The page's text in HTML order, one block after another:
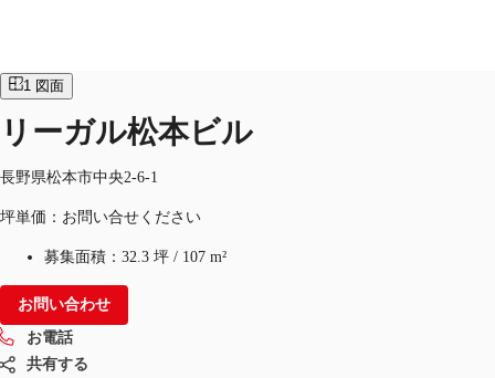
オフィス・事務所
地図検索
記事
仲介会社様はこちらへ
お電話 お問合せ
1 図面
リーガル松本ビル
長野県松本市中央2-6-1
坪単価：お問い合せください
募集面積： 32.3 坪 / 107 m²
お問い合わせ
お電話
共有する